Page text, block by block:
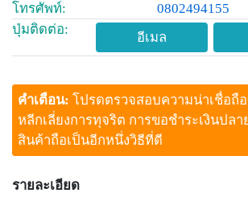
โทรศัพท์:
0802494155
ปุ่มติดต่อ:
อีเมล
คำเตือน: โปรดตรวจสอบความน่าเชื่อถื
หลีกเลี่ยงการทุจริต การขอชำระเงินปลา
สินค้าถือเป็นอีกหนึ่งวิธีที่ดี
รายละเอียด